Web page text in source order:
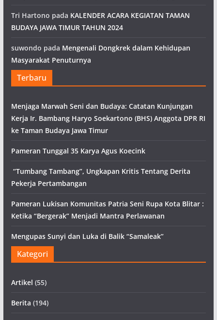
Tri Hartono pada KALENDER ACARA KEGIATAN TAMAN
BUDAYA JAWA TIMUR TAHUN 2024
suwondo pada Mengenali Dongkrek dalam Kehidupan
Masyarakat Penuturnya
Terbaru
Menjaga Marwah Seni dan Budaya: Catatan Kunjungan
Kerja Ir. Bambang Haryo Soekartono (BHS) Anggota DPR RI
ke Taman Budaya Jawa Timur
Pameran Tunggal 35 Karya Agus Koecink
“Tumbang Tambang”, Ungkapan Kritis Tentang Derita
Pekerja Pertambangan
Pameran Lukisan Komunitas Patria Seni Rupa Kota Blitar :
Ketika “Bergerak” Menjadi Mantra Perlawanan
Mengupas Sunyi dan Luka di Balik “Samaleak”
Kategori
Artikel (55)
Berita (194)